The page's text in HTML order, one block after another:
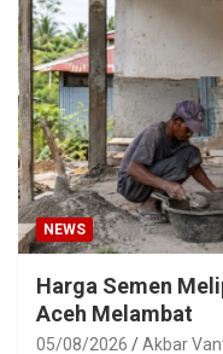
NEWS
Harga Semen
Aceh Melambat
05/08/2026 Akbar